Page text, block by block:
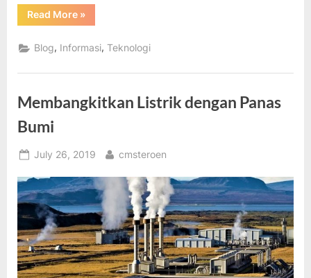
Read More“Energi
Listrik
Dibutuhkan”
»
Blog, Informasi,Teknologi
Membangkitkan Listrik dengan Panas
Bumi
Posted
July 26, 2019 By
cmsteroen